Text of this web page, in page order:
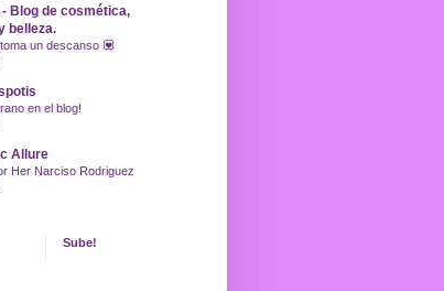
Blog de cosmética,
belleza.
un descanso 💟
en el blog!
Allure
Her Narciso Rodriguez
Sube!